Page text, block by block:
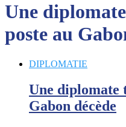
Une
poste au
DIPLOMATIE
Une diplomate
Gabon décède